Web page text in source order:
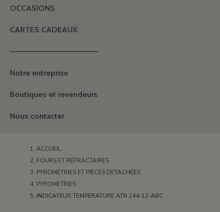
OCCASIONS
CARTES CADEAUX
———————————————
Notre entreprise
Boutiques et revendeurs
Nous contacter
ACCUEIL
FOURS ET RÉFRACTAIRES
PYROMÉTRIES ET PIÈCES DETACHÉES
PYROMETRIES
INDICATEUR TEMPERATURE ATR 244-12-ABC